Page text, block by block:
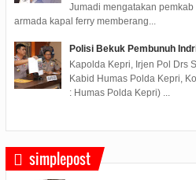
Jumadi mengatakan
armada kapal ferry memberang...
Polisi Bekuk Pembunuh
Kapolda Kepri, Irjen Pol Drs
Kabid Humas Polda Kepri,
: Humas Polda Kepri) ...
simplepost